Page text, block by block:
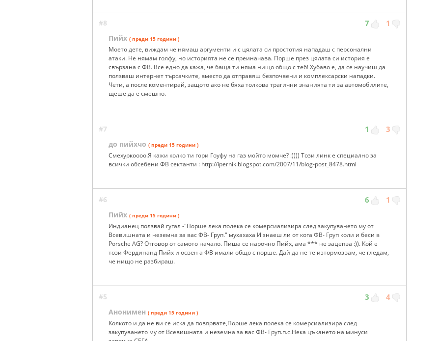
#8 7 1
Пийх ( преди 15 години )
Моето дете, виждам че нямаш аргументи и с цялата си простотия нападаш с персонални
атаки. Не нямам голфу, но историята не се преиначава. Порше през цялата си история е
свързана с ФВ. Все едно да кажа, че баща ти няма нищо общо с теб! Хубаво е, да се научиш да
ползваш интернет търсачките, вместо да отправяш безпочвени и комплексарски нападки.
Чети, а после коментирай, защото ако не бяха толкова трагични знанията ти за автомобилите,
щеше да е смешно.
#7 1 3
до пийхчо ( преди 15 години )
Смехуркоооо.Я кажи колко ти гори Гоуфу на газ мойто момче? :)))) Този линк е специално за
всички обсебени ФВ сектанти : http://ipernik.blogspot.com/2007/11/blog-post_8478.html
#6 6 1
Пийх ( преди 15 години )
Индианец ползвай гугал -"Порше лека полека се комерсиализира след закупуването му от
Всевишната и неземна за вас ФВ- Груп." мухахаха И знаеш ли от кога ФВ- Груп коли и беси в
Porsche AG? Отговор от самото начало. Пиша се нарочно Пийх, ама *** не зацепва :)). Кой е
този Фердинанд Пийх и освен а ФВ имали общо с порше. Дай да не те изтормозвам, че гледам,
че нищо не разбираш.
#5 3 4
Анонимен ( преди 15 години )
Колкото и да не ви се иска да повярвате,Порше лека полека се комерсиализира след
закупуването му от Всевишната и неземна за вас ФВ- Груп.п.с.Нека цъкането на минуси